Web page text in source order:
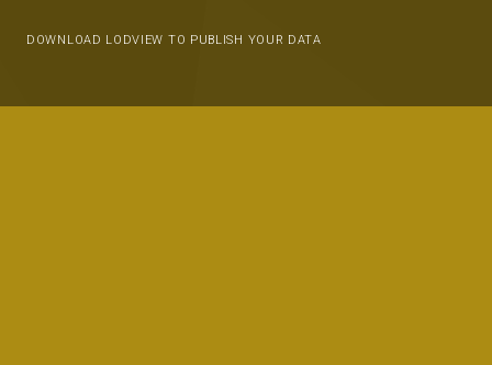
DOWNLOAD LODVIEW TO PUBLISH YOUR DATA